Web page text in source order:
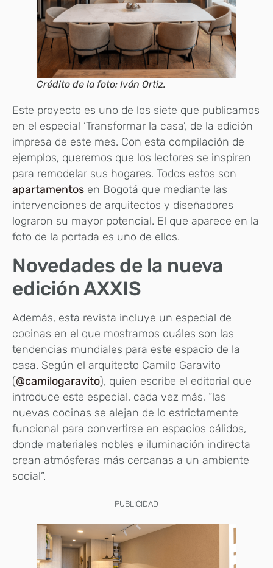
Crédito de la foto: Iván Ortiz.
Este proyecto es uno de los siete que publicamos
en el especial ‘Transformar la casa’, de la edición
impresa de este mes. Con esta compilación de
ejemplos, queremos que los lectores se inspiren
para remodelar sus hogares. Todos estos son
apartamentos en Bogotá que mediante las
intervenciones de arquitectos y diseñadores
lograron su mayor potencial. El que aparece en la
foto de la portada es uno de ellos.
Novedades de la nueva
edición AXXIS
Además, esta revista incluye un especial de
cocinas en el que mostramos cuáles son las
tendencias mundiales para este espacio de la
casa. Según el arquitecto Camilo Garavito
(@camilogaravito), quien escribe el editorial que
introduce este especial, cada vez más, “las
nuevas cocinas se alejan de lo estrictamente
funcional para convertirse en espacios cálidos,
donde materiales nobles e iluminación indirecta
crean atmósferas más cercanas a un ambiente
social”.
PUBLICIDAD